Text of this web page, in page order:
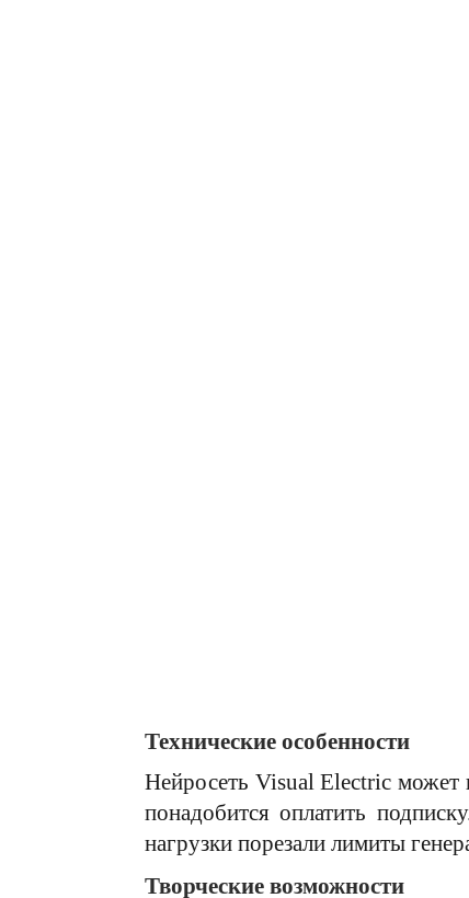
Технические особенности
Нейросеть Visual Electric может
понадобится оплатить
нагрузки порезали лимиты
Творческие возможности